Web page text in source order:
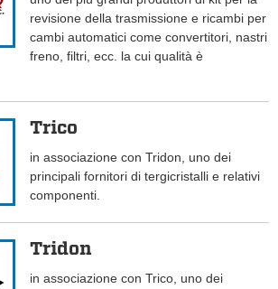
revisione della trasmissione e ricambi per
cambi automatici come convertitori, nastri
freno, filtri, ecc. la cui qualità è
Trico
in associazione con Tridon, uno dei
principali fornitori di tergicristalli e relativi
componenti.
Tridon
in associazione con Trico, uno dei